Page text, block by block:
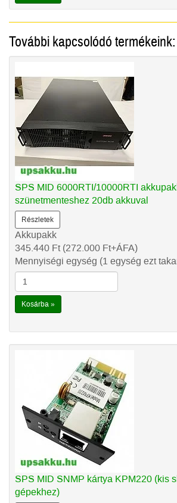
További kapcsolódó termékeink:
SPS MID 6000RTI/10000RTI
szünetmenteshez 20db akkuval
Részletek
Akkupakk
345.440 Ft(272.000 Ft+ÁFA)
Mennyiségi egység (1 egység ezt
Kosárba »
SPS MID SNMP kártya KPM220 (kis
gépekhez)